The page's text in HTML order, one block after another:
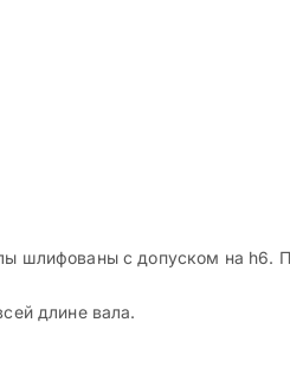
шлифованы с допуском на h6.
длине вала.